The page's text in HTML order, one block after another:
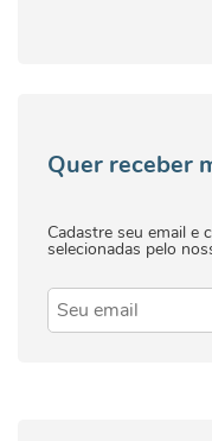
Quer receber
Cadastre seu email e
selecionadas pelo